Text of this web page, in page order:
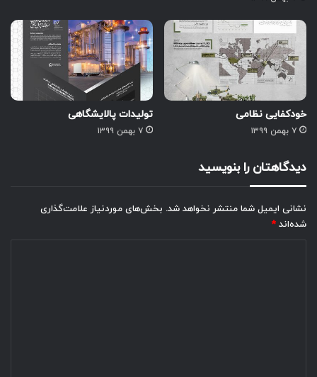
خودکفایی نظامی
۷ بهمن ۱۳۹۹
تولیدات پالایشگاهی
۷ بهمن ۱۳۹۹
دیدگاهتان را بنویسید
نشانی ایمیل شما منتشر نخواهد شد. بخش‌های موردنیاز علامت‌گذاری
شده‌اند *